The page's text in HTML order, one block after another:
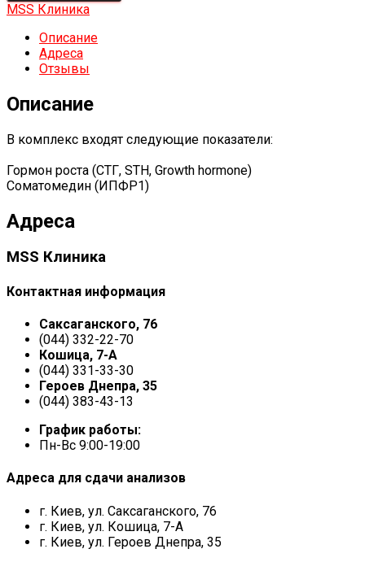
MSS Клиника
Описание
Адреса
Отзывы
Описание
В комплекс входят следующие показатели:
Гормон роста (CTГ, STH, Growth hormone)
Соматомедин (ИПФР1)
Адреса
MSS Клиника
Контактная информация
Саксаганского, 76
(044) 332-22-70
Кошица, 7-А
(044) 331-33-30
Героев Днепра, 35
(044) 383-43-13
График работы:
Пн-Вс 9:00-19:00
Адреса для сдачи анализов
г. Киев, ул. Саксаганского, 76
г. Киев, ул. Кошица, 7-А
г. Киев, ул. Героев Днепра, 35